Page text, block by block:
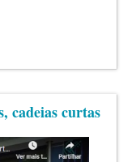
cadeias curtas